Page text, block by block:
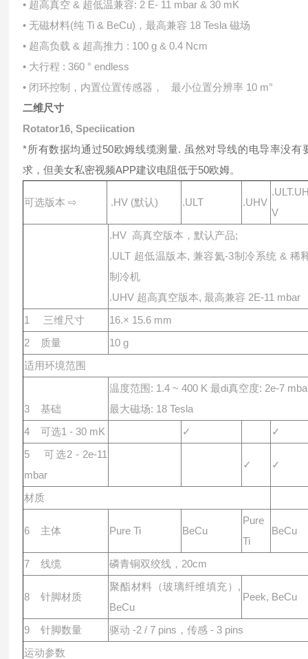
• 超⾼真空 & 超低温兼容: 2 E- 11 mbar & 30 mK
• ⽆磁材料(纯 Ti & BeCu)，最⾼兼容 18 Tesla 磁场
• 超⾼负载 & 超⾼推⼒ : 100 g & 0.4 Ncm
• ⼤⾏程 : 360 ° endless
• 闭环控制，内置位置传感器， 最⼩位置分辨率 10 m°
⼆维尺⼨
Rotator16, Speciication
*所有数据均通过50欧姆线缆测量. 虽然对导线的电导率没有
求，但美女私密视频APP建议电阻低于50欧姆。
可选版本 ⇨ .HV (默认) .ULT .UHV
V
.HV ⾼真空版本，默认产品;
.ULT 超低温版本, 兼容氦-3制冷系统 & 稀
制冷机
.UHV 超⾼真空版本, 最⾼兼容 2E-11 mbar
1 三维尺⼨
16.× 15.6 mm
2 质量
10 g
适⽤环境范围
3 基础
温度范围: 1.4 ~ 400 K 最di真空度: 2e-7
最⼤磁场: 18 Tesla
4 可选1 - 30 mK
✓
✓
5 可选2 - 2e-11
mbar
✓ ✓
材质
6 主体 Pure Ti BeCu
Pure
Ti
BeCu
7 线缆 磷⻘铜双绞线，20cm
8 针脚材质
聚酯材料（玻璃纤维填充）,
BeCu
Peek, BeCu
9 针脚数量
驱动 -2 / 7 pins，传感 - 3 pins
运动参数